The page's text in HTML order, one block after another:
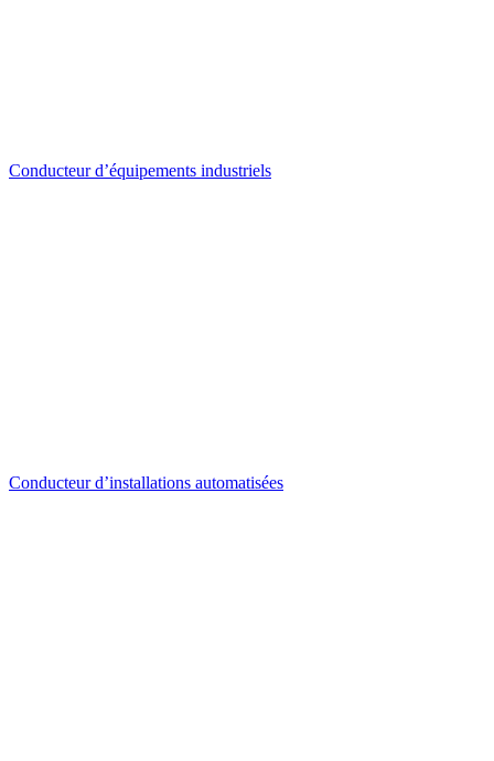
Conducteur d’équipements industriels
Conducteur d’installations automatisées